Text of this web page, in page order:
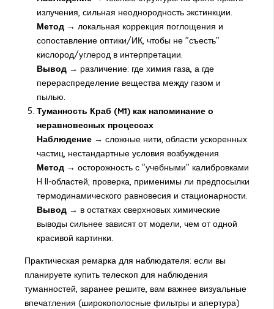
излучения, сильная неоднородность экстинкции.
Метод → локальная коррекция поглощения и
сопоставление оптики/ИК, чтобы не "съесть"
кислород/углерод в интерпретации.
Вывод → различение: где химия газа, а где
перераспределение вещества между газом и
пылью.
Туманность Краб (M1) как напоминание о
неравновесных процессах
Наблюдение → сложные нити, области ускоренных
частиц, нестандартные условия возбуждения.
Метод → осторожность с "учебными" калибровками
H II-областей; проверка, применимы ли предпосылки
термодинамического равновесия и стационарности.
Вывод → в остатках сверхновых химические
выводы сильнее зависят от модели, чем от одной
красивой картинки.
Практическая ремарка для наблюдателя: если вы
планируете купить телескоп для наблюдения
туманностей, заранее решите, вам важнее визуальные
впечатления (широкополосные фильтры и апертура)